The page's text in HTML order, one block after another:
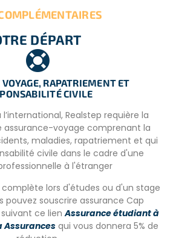
local, petit déjeuner, déjeuner et
sans gluten et repas pour les
sont également disponibles sur
DÉPART
RAPATRIEMENT ET
CIVILE
Realstep requière la
assurance-voyage comprenant la
maladies, rapatriement et qui
civile dans le cadre d'une
à l'étranger
lors d'études ou d'un stage
pouvez souscrire assurance Cap
ce lienAssurance étudiant à
Assurancesqui vous donnera 5% de